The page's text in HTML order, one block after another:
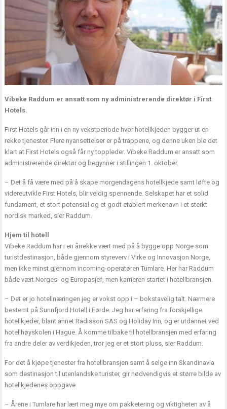
Vibeke Raddum er ansatt som ny administrerende direktør i First
Hotels.
First Hotels går inn i en ny vekstperiode hvor hotellkjeden bygger ut en
rekke tjenester. Flere nyansettelser er på trappene, og denne uken ble det
klart at First Hotels også får ny toppleder. Vibeke Raddum er ansatt som
administrerende direktør og begynner i stillingen 1. oktober.
– Det å få være med på å skape morgendagens hotellkjede samt løfte og
videreutvikle First Hotels, blir veldig spennende. Selskapet har et solid
fundament, et stort potensial og et godt etablert merkenavn i et sterkt
nordisk marked, sier Raddum.
Hjem til hotell
Vibeke Raddum har i en årrekke vært med på å bygge opp Norge som
turistdestinasjon, både gjennom styreverv i Virke og Innovasjon Norge,
men ikke minst gjennom incoming-operatøren Tumlare. Her har Raddum
både vært Norges- og Europasjef, men karrieren startet i hotellbransjen.
– Det er jo hotellnæringen jeg er vokst opp i – bokstavelig talt. Nærmere
bestemt på Sunnfjord Hotell i Førde. Jeg har erfaring fra forskjellige
hotellkjeder, blant annet Radisson SAS og Holiday Inn, og er utdannet ved
hotellhøyskolen i Hague. Å komme tilbake til hotellbransjen med erfaring
fra andre deler av verdikjeden, tror jeg er et stort pluss, sier Raddum.
For det å kjøpe tjenester fra hotellbransjen samt å selge inn Skandinavia
som destinasjon til utenlandske turister, gir nødvendigvis et større bilde av
hotellkjedenes oppgave.
– Årene i Tumlare har lært meg mye om pakketering og viktigheten av å